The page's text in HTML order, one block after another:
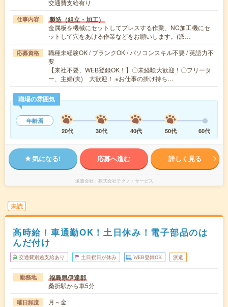
交通費支給有り
仕事内容 製造（組立・加工）
金属板を機械にセットしてプレスする作業、NC加工機にセ
ットして穴をあける作業などをお願いします。(派…
応募資格
職種未経験OK / ブランクOK / パソコンスキル不要 / 英語力不
要
【来社不要、WEB登録OK！】〇未経験大歓迎！〇フリータ
ー、主婦(夫) 大歓迎！ ※お仕事の掛け持ち…
職場の雰囲気
年齢層
20代
30代 40代 50代 60代
気になる! 応募へ進む 詳しく見る
派遣会社 株式会社テクノ・サービス
未読
高時給！車通勤OK！土日休み！電子部品のは
んだ付け
交通費別途支給あり 土日祝日が休み WEB登録OK 派遣
勤務地 福島県伊達郡
桑折駅から車5分
曜日頻度 月～金